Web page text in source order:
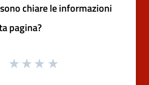
chiare le informazioni
pagina?